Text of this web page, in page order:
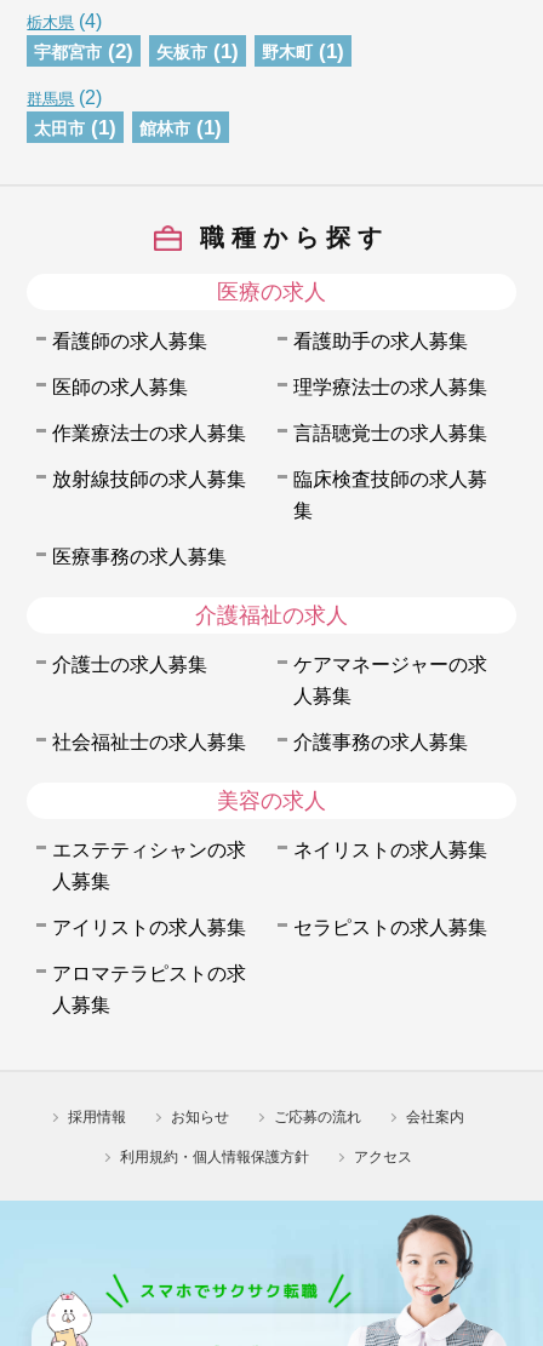
栃木県 (4)
宇都宮市 (2) 矢板市 (1) 野木町 (1)
群馬県 (2)
太田市 (1) 館林市 (1)
職種から探す
医療の求人
看護師の求人募集 看護助手の求人募集
医師の求人募集 理学療法士の求人募集
作業療法士の求人募集 言語聴覚士の求人募集
放射線技師の求人募集
臨床検査技師の求人募
集
医療事務の求人募集
介護福祉の求人
介護士の求人募集
ケアマネージャーの求
人募集
社会福祉士の求人募集 介護事務の求人募集
美容の求人
エステティシャンの求
人募集
ネイリストの求人募集
アイリストの求人募集 セラピストの求人募集
アロマテラピストの求
人募集
採用情報 お知らせ ご応募の流れ 会社案内
利用規約・個人情報保護方針 アクセス